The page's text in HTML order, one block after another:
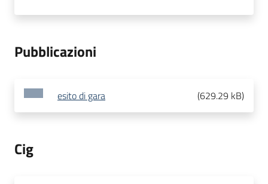
Pubblicazioni
esito di gara (629.29 kB)
Cig